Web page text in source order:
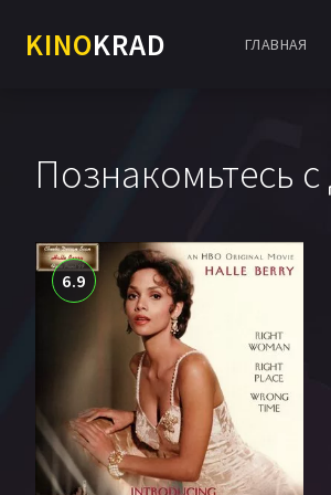
KINOKRAD ГЛАВНАЯ
Познакомьтесь
6.9